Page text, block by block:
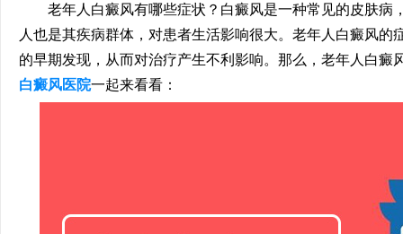
老年人白癜风有哪些症状？白癜风是一种常见的皮肤病
人也是其疾病群体，对患者生活影响很大。老年人白癜风的
的早期发现，从而对治疗产生不利影响。那么，老年人白癜
白癜风医院一起来看看：